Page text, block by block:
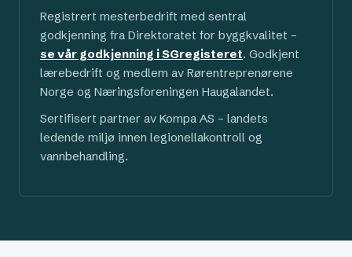
Registrert mesterbedrift med sentral
godkjenning fra Direktoratet for byggkvalitet –
se vår godkjenning i SGregisteret. Godkjent
lærebedrift og medlem av Rørentreprenørene
Norge og Næringsforeningen Haugalandet.
Sertifisert partner av Kompa AS – landets
ledende miljø innen legionellakontroll og
vannbehandling.